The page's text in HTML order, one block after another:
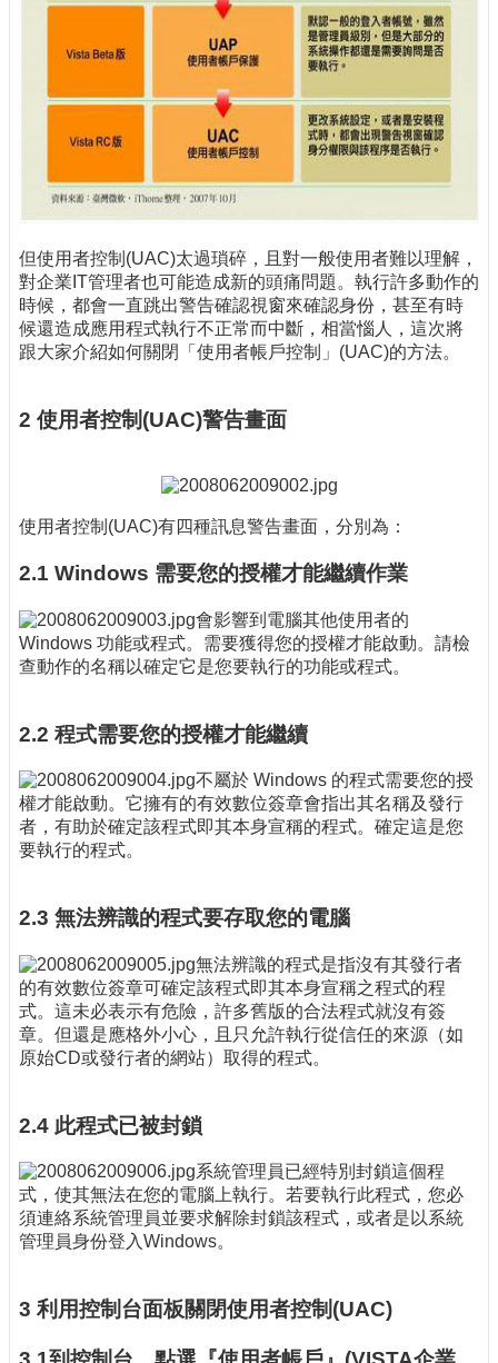
壇
產
業
專
欄
但使用者控制(UAC)太過瑣碎，且對一般使用者難以理解，
對企業IT管理者也可能造成新的頭痛問題。執行許多動作的
時候，都會一直跳出警告確認視窗來確認身份，甚至有時
候還造成應用程式執行不正常而中斷，相當惱人，這次將
跟大家介紹如何關閉「使用者帳戶控制」(UAC)的方法。
2 使用者控制(UAC)警告畫面
使用者控制(UAC)有四種訊息警告畫面，分別為：
2.1 Windows 需要您的授權才能繼續作業
會影響到電腦其他使用者的
Windows 功能或程式。需要獲得您的授權才能啟動。請檢
查動作的名稱以確定它是您要執行的功能或程式。
2.2 程式需要您的授權才能繼續
不屬於 Windows 的程式需要您的授
權才能啟動。它擁有的有效數位簽章會指出其名稱及發行
者，有助於確定該程式即其本身宣稱的程式。確定這是您
要執行的程式。
2.3 無法辨識的程式要存取您的電腦
無法辨識的程式是指沒有其發行者
的有效數位簽章可確定該程式即其本身宣稱之程式的程
式。這未必表示有危險，許多舊版的合法程式就沒有簽
章。但還是應格外小心，且只允許執行從信任的來源（如
原始CD或發行者的網站）取得的程式。
2.4 此程式已被封鎖
系統管理員已經特別封鎖這個程
式，使其無法在您的電腦上執行。若要執行此程式，您必
須連絡系統管理員並要求解除封鎖該程式，或者是以系統
管理員身份登入Windows。
3 利用控制台面板關閉使用者控制(UAC)